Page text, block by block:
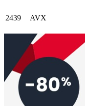
2439 AVX